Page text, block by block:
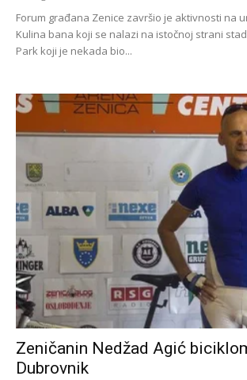
Forum građana Zenice završio je aktivnosti na
Kulina bana koji se nalazi na istočnoj strani
Park koji je nekada bio...
Zeničanin Nedžad Agić
Dubrovnik